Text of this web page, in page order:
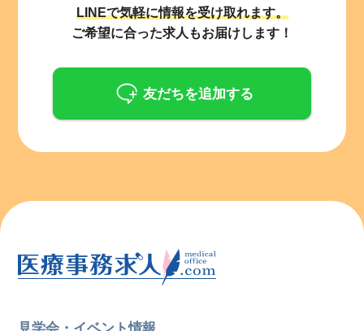
LINEで気軽に情報を受け取れます。
ご希望に合った求人もお届けします！
友だちを追加する
見学会・イベント情報